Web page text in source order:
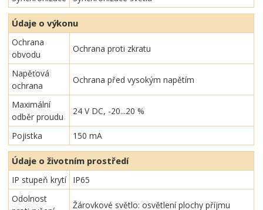
Údaje o výkonu
Ochrana
obvodu
Ochrana proti zkratu
Napěťová
ochrana
Ochrana před vysokým napětím
Maximální
odběr proudu
24 V DC, -20...20 %
Pojistka 150 mA
Údaje o životním prostředí
IP stupeň krytí
IP65
Odolnost
Žárovkové světlo: osvětlení plochy příjmu